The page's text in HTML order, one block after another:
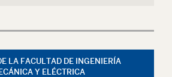
LA FACULTAD DE INGENIERÍA
Y ELÉCTRICA